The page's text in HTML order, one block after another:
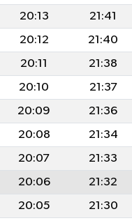
20:13
21:41
20:12
21:40
20:11
21:38
20:10
21:37
20:09
21:36
20:08
21:34
20:07
21:33
20:06
21:32
20:05
21:30